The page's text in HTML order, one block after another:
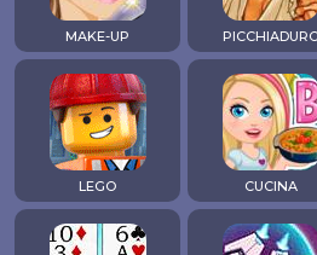
MAKE-UP
LEGO CUCINA